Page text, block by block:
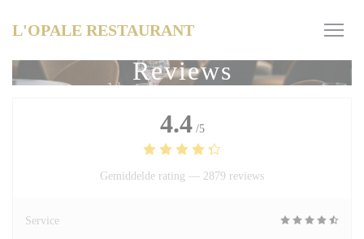
L'OPALE RESTAURANT
Reviews
4.4 /5
Gemiddelde rating — 2879 reviews
Service